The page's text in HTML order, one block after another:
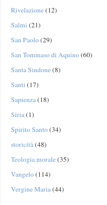
Rivelazione(12)
Salmi (21)
San Paolo(29)
San Tommaso di Aquino(60)
Santa Sindone(8)
Santi (17)
Sapienza(18)
Siria(1)
Spirito Santo(34)
storicità(48)
Teologia morale(35)
Vangelo(114)
Vergine Maria(44)